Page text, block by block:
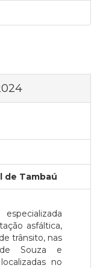
de Tambaú
asfáltica,
trânsito, nas
Souza e
no